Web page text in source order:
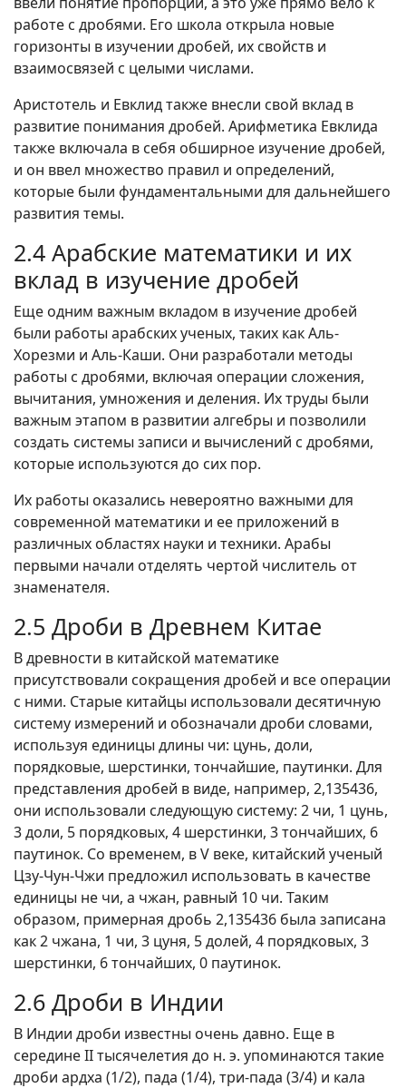
работе с дробями. Его школа открыла новые
горизонты в изучении дробей, их свойств и
взаимосвязей с целыми числами.
Аристотель и Евклид также внесли свой вклад в
развитие понимания дробей. Арифметика Евклида
также включала в себя обширное изучение дробей,
и он ввел множество правил и определений,
которые были фундаментальными для дальнейшего
развития темы.
2.4 Арабские математики и их
вклад в изучение дробей
Еще одним важным вкладом в изучение дробей
были работы арабских ученых, таких как Аль-
Хорезми и Аль-Каши. Они разработали методы
работы с дробями, включая операции сложения,
вычитания, умножения и деления. Их труды были
важным этапом в развитии алгебры и позволили
создать системы записи и вычислений с дробями,
которые используются до сих пор.
Их работы оказались невероятно важными для
современной математики и ее приложений в
различных областях науки и техники. Арабы
первыми начали отделять чертой числитель от
знаменателя.
2.5 Дроби в Древнем Китае
В древности в китайской математике
присутствовали сокращения дробей и все операции
с ними. Старые китайцы использовали десятичную
систему измерений и обозначали дроби словами,
используя единицы длины чи: цунь, доли,
порядковые, шерстинки, тончайшие, паутинки. Для
представления дробей в виде, например, 2,135436,
они использовали следующую систему: 2 чи, 1 цунь,
3 доли, 5 порядковых, 4 шерстинки, 3 тончайших, 6
паутинок. Со временем, в V веке, китайский ученый
Цзу-Чун-Чжи предложил использовать в качестве
единицы не чи, а чжан, равный 10 чи. Таким
образом, примерная дробь 2,135436 была записана
как 2 чжана, 1 чи, 3 цуня, 5 долей, 4 порядковых, 3
шерстинки, 6 тончайших, 0 паутинок.
2.6 Дроби в Индии
В Индии дроби известны очень давно. Еще в
середине II тысячелетия до н. э. упоминаются такие
дроби ардха (1/2), пада (1/4), три-пада (3/4) и кала